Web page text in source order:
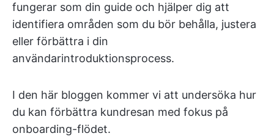
fungerar som din guide och hjälper dig att
identifiera områden som du bör behålla, justera
eller förbättra i din
användarintroduktionsprocess.
I den här bloggen kommer vi att undersöka hur
du kan förbättra kundresan med fokus på
onboarding-flödet.